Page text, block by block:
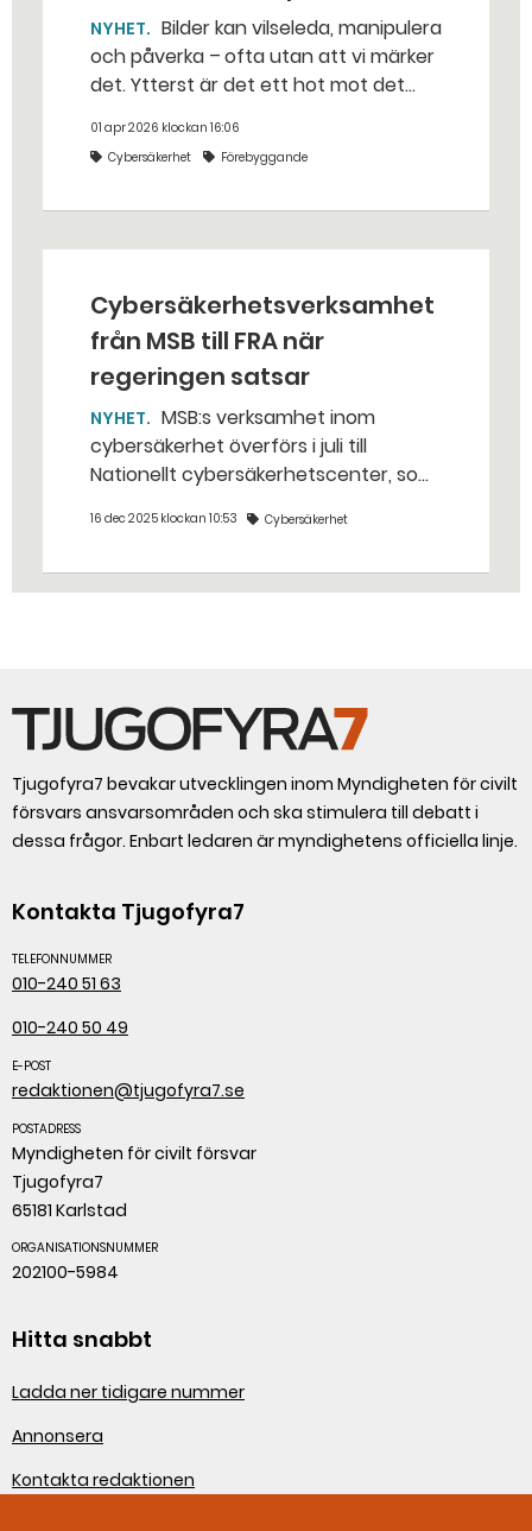
NYHET
och påverka – ofta utan att vi märker
det. Ytterst är det ett hot mot det
Frågan är akut, säger Magdalena
Malm på branschorganisationen
01 apr 2026 klockan 16:06
Cybersäkerhet
Förebyggande
Cybersäkerhetsverksamhet
från MSB till FRA när
regeringen satsar
NYHET
cybersäkerhet överförs i juli till
Nationellt cybersäkerhetscenter, som
Det är en del av regeringens satsning
cybersäkerhetsarbetet.
16 dec 2025 klockan 10:53 Cybersäkerhet
Tjugofyra7 bevakar utvecklingen inom Myndigheten för civilt
försvars ansvarsområden och ska stimulera till debatt i
dessa frågor. Enbart ledaren är myndighetens officiella linje.
Kontakta Tjugofyra7
TELEFONNUMMER
010-240 51 63
010-240 50 49
E-POST
redaktionen@tjugofyra7.se
POSTADRESS
Myndigheten för civilt försvar
Tjugofyra7
65181 Karlstad
ORGANISATIONSNUMMER
202100-5984
Hitta snabbt
Ladda ner tidigare nummer
Annonsera
Kontakta redaktionen